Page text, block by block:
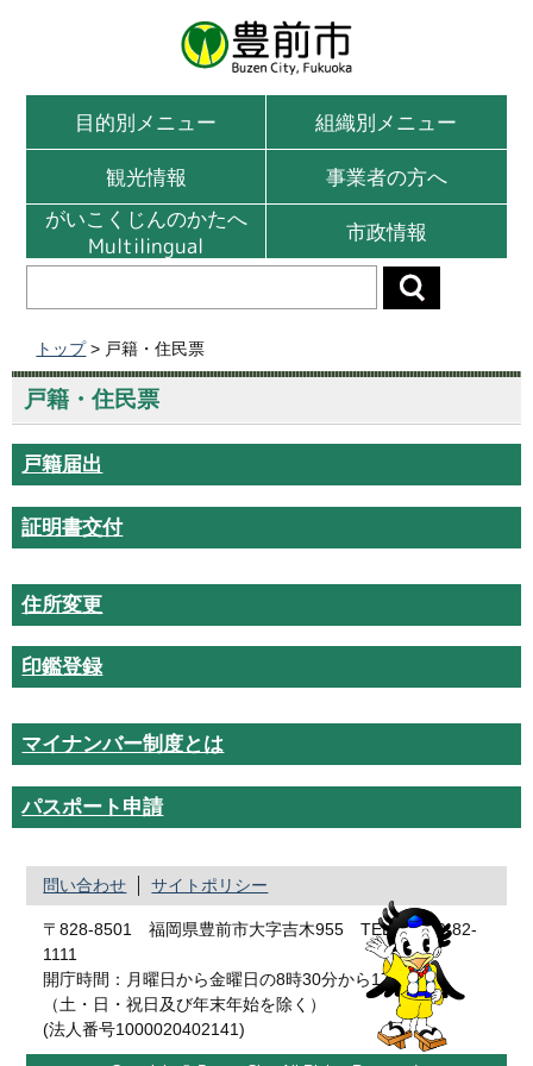
目的別メニュー
組織別メニュー
観光情報
事業者の方へ
がいこくじんのかたへ
Multilingual
市政情報
トップ > 戸籍・住民票
戸籍・住民票
戸籍届出
証明書交付
住所変更
印鑑登録
マイナンバー制度とは
パスポート申請
問い合わせ サイトポリシー
〒828-8501 福岡県豊前市大字吉木955 TEL：0979-82-
1111
開庁時間：月曜日から金曜日の8時30分から17時まで
（土・日・祝日及び年末年始を除く）
(法人番号1000020402141)